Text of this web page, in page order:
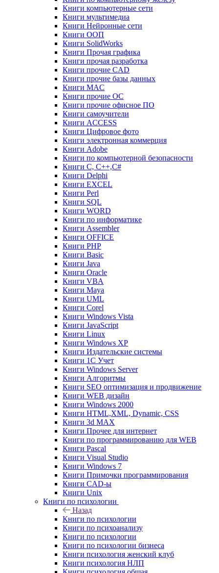
Книги компьютерные сети
Книги мультимедиа
Книги Нейронные сети
Книги ООП
Книги SolidWorks
Книги Прочая графика
Книги прочая разработка
Книги прочие CAD
Книги прочие базы данных
Книги MAC
Книги прочие ОС
Книги прочие офисное ПО
Книги самоучители
Книги ACCESS
Книги Цифровое фото
Книги электронная коммерция
Книги Adobe
Книги по компьютерной безопасности
Книги C, C++,С#
Книги Delphi
Книги EXCEL
Книги Perl
Книги SQL
Книги WORD
Книги по информатике
Книги Assembler
Книги OFFICE
Книги PHP
Книги Basic
Книги Java
Книги Oracle
Книги VBA
Книги Maya
Книги UML
Книги Corel
Книги Windows Vista
Книги JavaScript
Книги Linux
Книги Windows XP
Книги Издательские системы
Книги 1C Учет
Книги Windows Server
Книги Алгоритмы
Книги SEO оптимизация и продвижение
Книги WEB дизайн
Книги Windows 2000
Книги HTML,XML, Dynamic, CSS
Книги 3d MAX
Книги Прочее для интернет
Книги по программированию для WEB
Книги Pascal
Книги Visual Studio
Книги Windows 7
Книги Примочки программирования
Книги CAD-ы
Книги Unix
Книги по психологии
Назад
Книги по психологии
Книги по психоанализу
Книги по психологии
Книги по психологии бизнеса
Книги психология женский клуб
Книги психология НЛП